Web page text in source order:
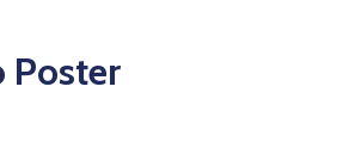
Poster